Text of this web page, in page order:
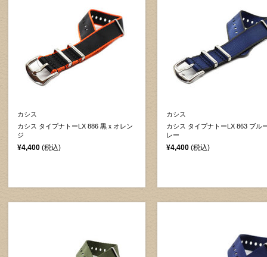
カシス
カシス タイプナトーLX 886 黒ｘオレン
ジ
¥4,400 (税込)
カシス
カシス タイプナトーLX 863 ブル
レー
¥4,400 (税込)